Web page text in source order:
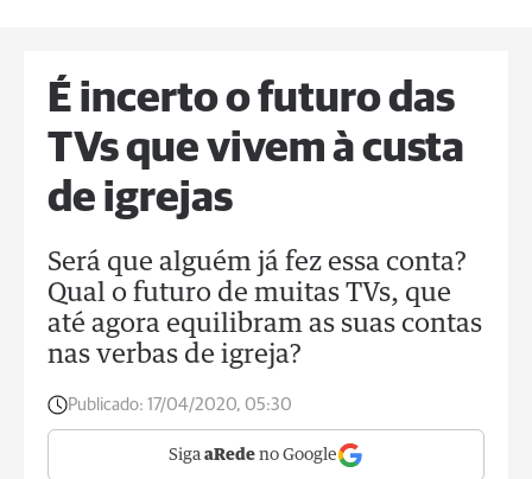
É incerto o futuro das
TVs que vivem à custa
de igrejas
Será que alguém já fez essa conta?
Qual o futuro de muitas TVs, que
até agora equilibram as suas contas
nas verbas de igreja?
Publicado: 17/04/2020, 05:30
Siga aRede no Google